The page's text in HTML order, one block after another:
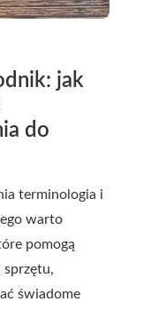
jak
do
terminologia i
warto
pomogą
sprzętu,
świadome